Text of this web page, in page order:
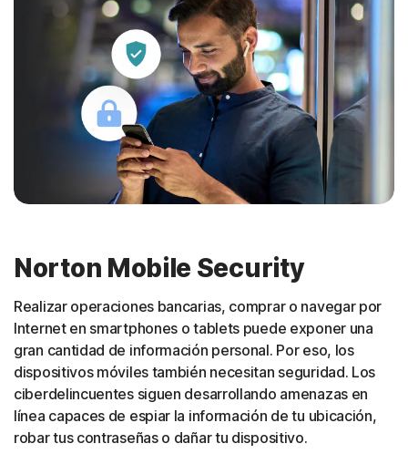
Norton Mobile Security
Realizar operaciones bancarias, comprar o navegar por
Internet en smartphones o tablets puede exponer una
gran cantidad de información personal. Por eso, los
dispositivos móviles también necesitan seguridad. Los
ciberdelincuentes siguen desarrollando amenazas en
línea capaces de espiar la información de tu ubicación,
robar tus contraseñas o dañar tu dispositivo.